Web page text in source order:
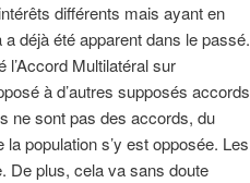
différents mais ayant en
déjà été apparent dans le passé.
l’Accord Multilatéral sur
à d’autres supposés accords
ne sont pas des accords, du
population s’y est opposée. Les
De plus, cela va sans doute